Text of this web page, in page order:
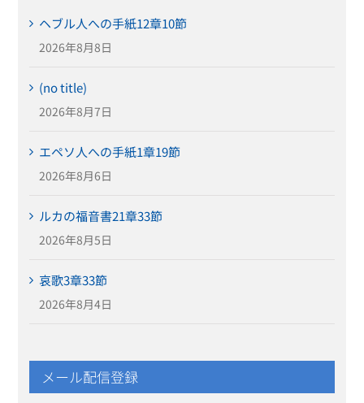
ヘブル人への手紙12章10節
2026年8月8日
(no title)
2026年8月7日
エペソ人への手紙1章19節
2026年8月6日
ルカの福音書21章33節
2026年8月5日
哀歌3章33節
2026年8月4日
メール配信登録